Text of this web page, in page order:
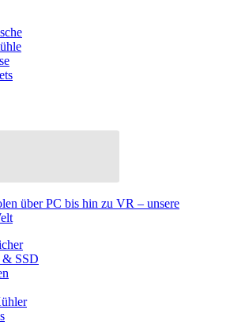
über PC bis hin zu VR – unsere
& SSD